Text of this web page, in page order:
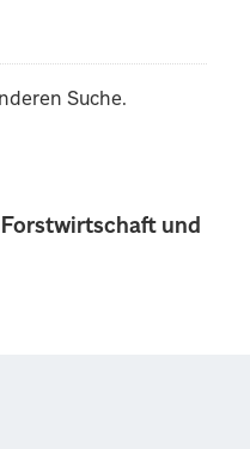
und
Suche.